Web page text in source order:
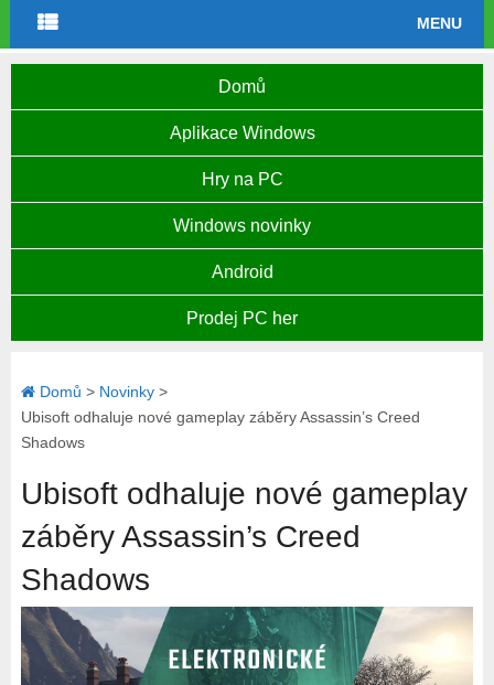
MENU
Domů
Aplikace Windows
Hry na PC
Windows novinky
Android
Prodej PC her
Domů > Novinky>
Ubisoft odhaluje nové gameplay záběry Assassin’s Creed
Shadows
Ubisoft odhaluje nové gameplay
záběry Assassin’s Creed
Shadows